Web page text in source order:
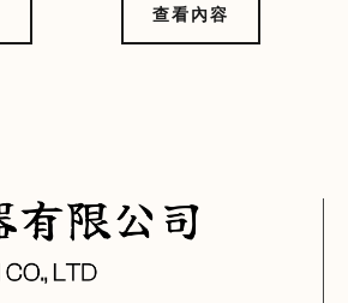
查看內容